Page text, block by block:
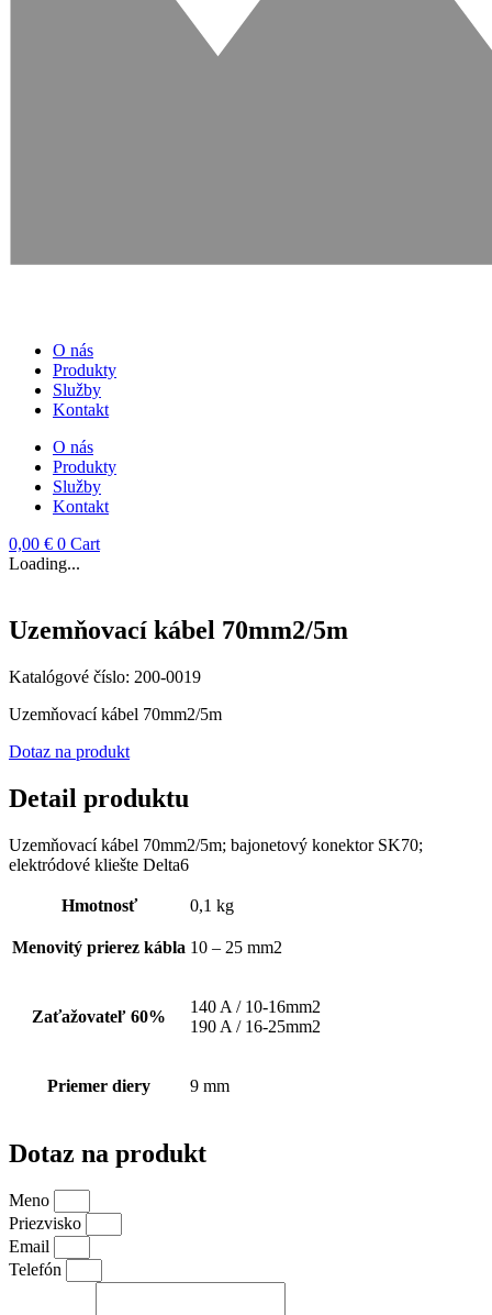
O nás
Produkty
Služby
Kontakt
O nás
Produkty
Služby
Kontakt
0,00 € 0 Cart
Loading...
Uzemňovací kábel 70mm2/5m
Katalógové číslo: 200-0019
Uzemňovací kábel 70mm2/5m
Dotaz na produkt
Detail produktu
Uzemňovací kábel 70mm2/5m; bajonetový konektor SK70;
elektródové kliešte Delta6
Hmotnosť 0,1 kg
Menovitý prierez kábla 10 – 25 mm2
Zaťažovateľ 60%
140 A / 10-16mm2
190 A / 16-25mm2
Priemer diery 9 mm
Dotaz na produkt
Meno
Priezvisko
Email
Telefón